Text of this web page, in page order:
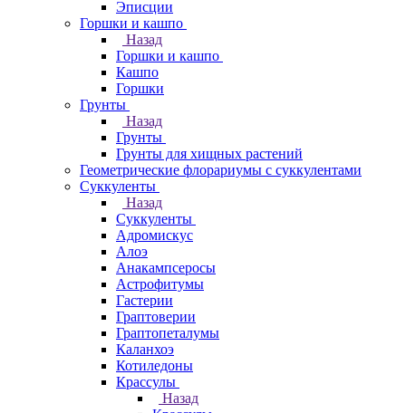
Эписции
Горшки и кашпо
Назад
Горшки и кашпо
Кашпо
Горшки
Грунты
Назад
Грунты
Грунты для хищных растений
Геометрические флорариумы с суккулентами
Суккуленты
Назад
Суккуленты
Адромискус
Алоэ
Анакампсеросы
Астрофитумы
Гастерии
Граптоверии
Граптопеталумы
Каланхоэ
Котиледоны
Крассулы
Назад